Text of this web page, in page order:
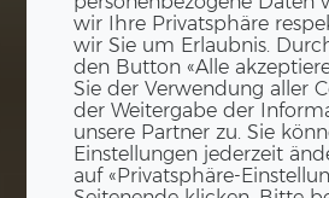
wir Ihre Privatsphäre
wir Sie um Erlaubnis.
den Button «Alle
Sie der Verwendung aller
der Weitergabe der
unsere Partner zu. Sie
Einstellungen jederzeit
auf «Privatsphäre-